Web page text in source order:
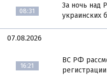
08:31
За ночь над
украинских
07.08.2026
16:21
ВС РФ